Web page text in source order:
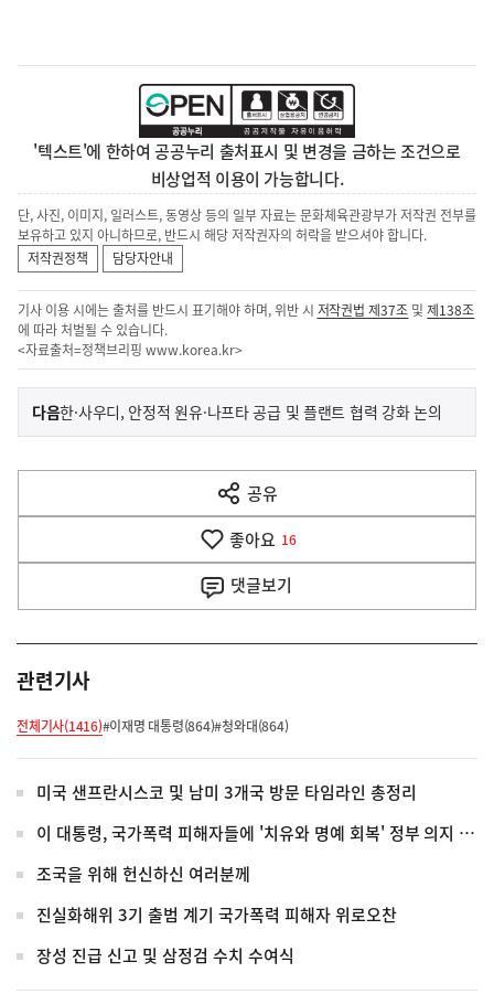
'텍스트'에 한하여 공공누리 출처표시 및 변경을 금하는 조건으로
비상업적 이용이 가능합니다.
단, 사진, 이미지, 일러스트, 동영상 등의 일부 자료는 문화체육관광부가 저작권 전부를
보유하고 있지 아니하므로, 반드시 해당 저작권자의 허락을 받으셔야 합니다.
저작권정책
담당자안내
기사 이용 시에는 출처를 반드시 표기해야 하며, 위반 시 저작권법 제37조 및제138조
에 따라 처벌될 수 있습니다.
<자료출처=정책브리핑 www.korea.kr>
이
전
다
음
다음기
사
한·사우디, 안정적 원유·나프타 공급 및 플랜트 협력 강화 논의
공유
열
기
좋아요 16
댓글보기
관련기사
전체기사(1416)#이재명 대통령(864)#청와대(864)
미국 샌프란시스코 및 남미 3개국 방문 타임라인 총정리
이 대통령, 국가폭력 피해자들에 '치유와 명예 회복' 정부 의지 전달
조국을 위해 헌신하신 여러분께
진실화해위 3기 출범 계기 국가폭력 피해자 위로오찬
장성 진급 신고 및 삼정검 수치 수여식